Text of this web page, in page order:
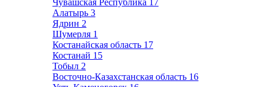
Чувашская Республика 17
Алатырь 3
Ядрин 2
Шумерля 1
Костанайская область 17
Костанай 15
Тобыл 2
Восточно-Казахстанская область 16